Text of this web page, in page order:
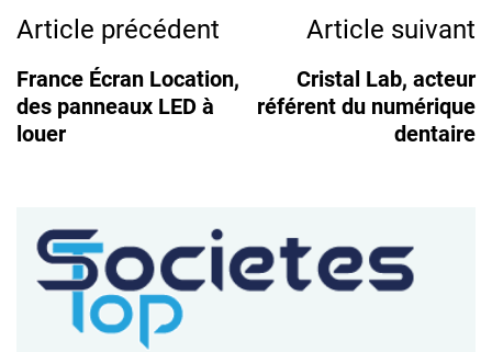
Article précédent
France Écran Location,
des panneaux LED à
louer
Article suivant
Cristal Lab, acteur
référent du numérique
dentaire